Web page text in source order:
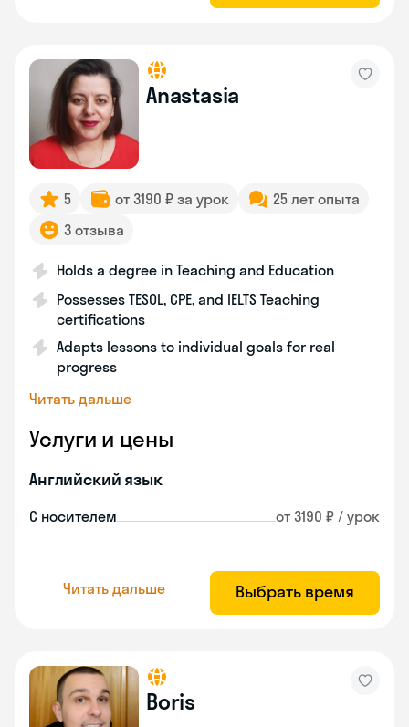
Anastasia
5 от 3190 ₽ за урок
25 лет опыта
3 отзыва
Holds a degree in Teaching and Education
Possesses TESOL, CPE, and IELTS Teaching
certifications
Adapts lessons to individual goals for real
progress
Читать дальше
Услуги и цены
Английский язык
С носителем от 3190 ₽ / урок
Читать дальше Выбрать время
Boris